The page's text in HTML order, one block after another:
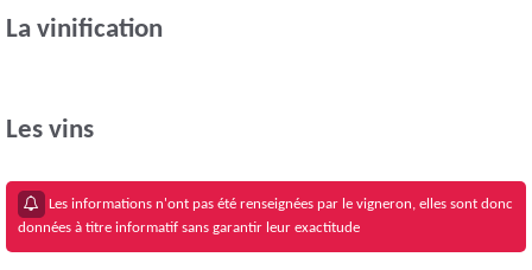
La vinification
Les vins
Les informations n'ont pas été renseignées par le vigneron, elles sont donc
données à titre informatif sans garantir leur exactitude